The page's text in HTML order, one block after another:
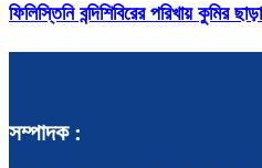
ফিলিস্তিনি বন্দিশিবিরের পরিখায় কুমির
সম্পাদক :